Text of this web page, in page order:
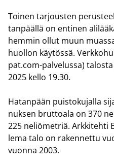
Toi­nen tar­jous­ten
tan­pääl­lä on en­ti­nen
hem­min ollut muun
huol­lon käy­tös­sä.
pat.com-​palvelussa)
2025 kello 19.30.
Ha­tan­pään puis­to­ku­jal­la
nuk­sen brut­toa­la on 370
225 ne­liö­met­riä.
le­ma talo on ra­ken­net­tu
vuon­na 2003.